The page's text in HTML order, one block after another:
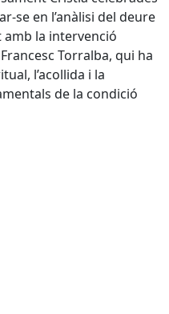
se en l’anàlisi del deure
amb la intervenció
Torralba, qui ha
l’acollida i la
de la condició